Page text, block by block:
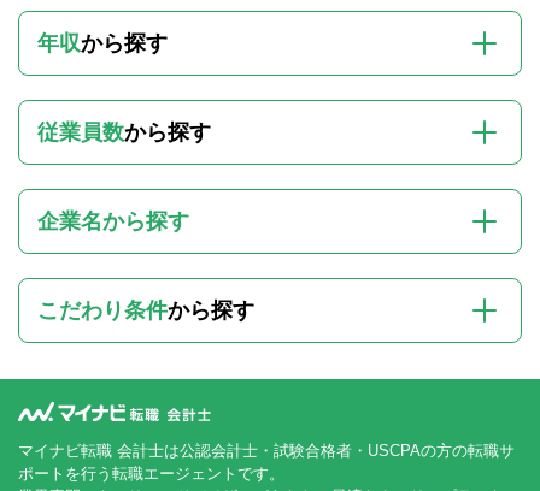
年収から探す
従業員数から探す
企業名から探す
こだわり条件から探す
マイナビ転職 会計士は公認会計士・試験合格者・USCPAの方の転職サ
ポートを行う転職エージェントです。